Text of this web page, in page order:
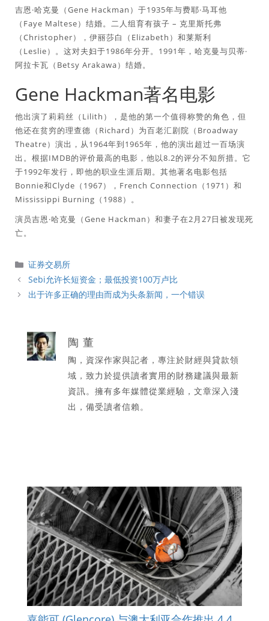
吉恩·哈克曼（Gene Hackman）于1935年与费耶·马耳他
（Faye Maltese）结婚。二人组育有孩子 – 克里斯托弗
（Christopher），伊丽莎白（Elizabeth）和莱斯利
（Leslie）。这对夫妇于1986年分开。1991年，哈克曼与贝蒂·
阿拉卡瓦（Betsy Arakawa）结婚。
Gene Hackman著名电影
他出演了莉莉丝（Lilith），是他的第一个值得称赞的角色，但
他还在贫穷的理查德（Richard）为百老汇剧院（Broadway
Theatre）演出，从1964年到1965年，他的演出超过一百场演
出。根据IMDB的评价最高的电影，他以8.2的评分不知所措。它
于1992年发行，即他的职业生涯后期。其他著名电影包括
Bonnie和Clyde（1967），French Connection（1971）和
Mississippi Burning（1988）。
演员吉恩·哈克曼（Gene Hackman）和妻子在2月27日被发现死
亡。
分
類
证券交易所
Sebi允许长短资金；最低投资100万卢比
出于许多正确的理由而成为头条新闻，一个错误
陶 董
陶，資深作家與記者，專注於財經與貸款領
域，致力於提供讀者實用的財務建議與最新
資訊。擁有多年媒體從業經驗，文章深入淺
出，備受讀者信賴。